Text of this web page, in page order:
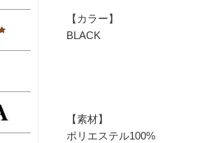
【カラー】
BLACK
【素材】
ポリエステル100%